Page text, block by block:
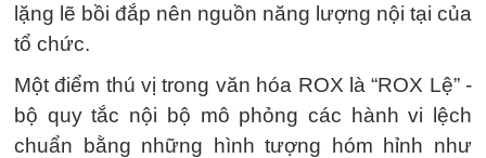
lặng lẽ bồi đắp nên nguồn năng lượng nội tại của
tổ chức.
Một điểm thú vị trong văn hóa ROX là “ROX Lệ” -
bộ quy tắc nội bộ mô phỏng các hành vi lệch
chuẩn bằng những hình tượng hóm hỉnh như